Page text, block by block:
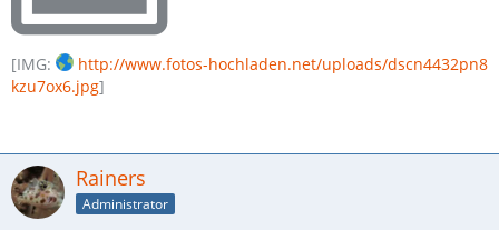
[IMG:
http://www.fotos-hochladen.net/uploads/dscn4432pn8
kzu7ox6.jpg]
Rainers
Administrator